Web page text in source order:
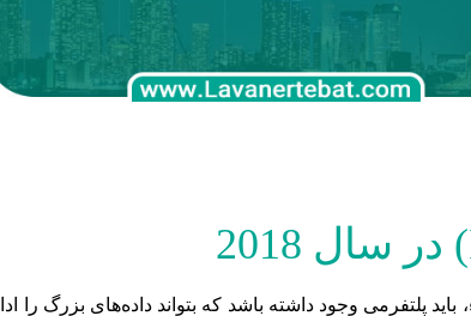
پلتفرمی وجود داشته باشد که بتواند داده‌های بزرگ